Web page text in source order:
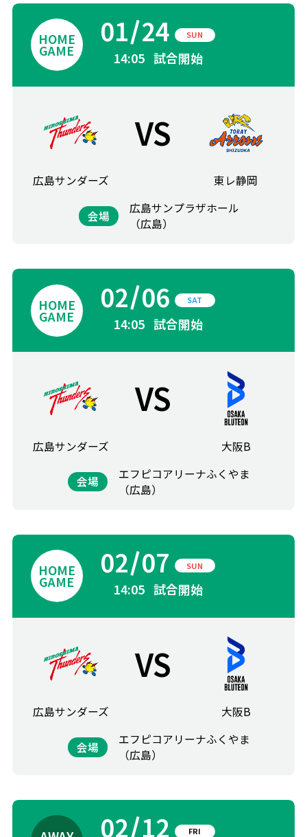
01 24 SUN
14:05 試合開始
広島サンダーズ
VS
東レ静岡
会場
広島サンプラザホール
（広島）
02 06 SAT
14:05 試合開始
広島サンダーズ
VS
大阪B
会場
エフピコアリーナふくやま
（広島）
02 07 SUN
14:05 試合開始
広島サンダーズ
VS
大阪B
会場
エフピコアリーナふくやま
（広島）
02 12 FRI